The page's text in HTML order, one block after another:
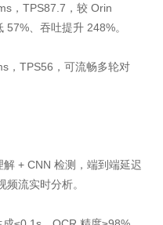
，TPS87.7，较 Orin
、吞吐提升 248%。
，TPS56，可流畅多轮对
+ CNN 检测，端到端延迟
流实时分析。